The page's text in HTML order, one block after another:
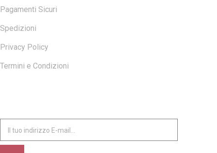
Pagamenti Sicuri
Spedizioni
Privacy Policy
Termini e Condizioni